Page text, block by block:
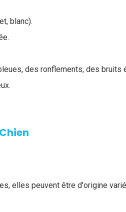
blanc).
des ronflements, des bruits
elles peuvent être d'origine